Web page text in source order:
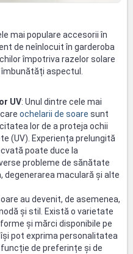
mai populare accesorii în
de neînlocuit în garderoba
împotriva razelor solare
aspectul.
UV: Unul dintre cele mai
ochelarii de soare sunt
lor de a proteja ochii
(UV). Experiența prelungită
poate duce la
probleme de sănătate
maculară și alte
au devenit, de asemenea,
și stil. Există o varietate
și mărci disponibile pe
pot exprima personalitatea
de preferințe și de